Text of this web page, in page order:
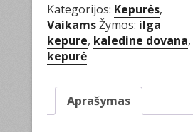
Kategorijos: Kepurės,
VaikamsŽymos: ilga
kepure, kaledine dovana,
kepurė
Aprašymas